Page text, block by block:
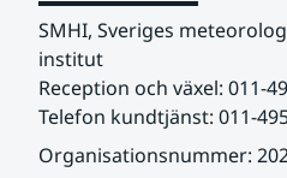
SMHI, Sveriges
institut
Reception och växel: 011-
Telefon kundtjänst: 011-
Organisationsnummer: